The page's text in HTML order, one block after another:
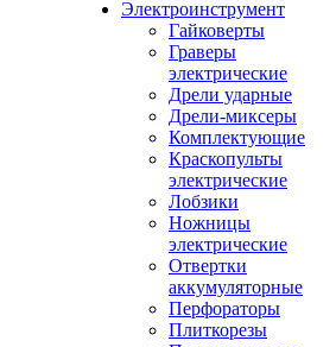
Электроинструмент
Гайковерты
Граверы
электрические
Дрели ударные
Дрели-миксеры
Комплектующие
Краскопульты
электрические
Лобзики
Ножницы
электрические
Отвертки
аккумуляторные
Перфораторы
Плиткорезы